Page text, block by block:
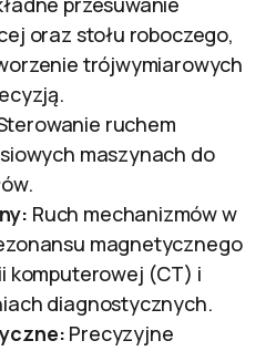
oraz stołu roboczego,
trójwymiarowych
ruchem
maszynach do
Ruch mechanizmów w
magnetycznego
komputerowej (CT) i
diagnostycznych.
Precyzyjne